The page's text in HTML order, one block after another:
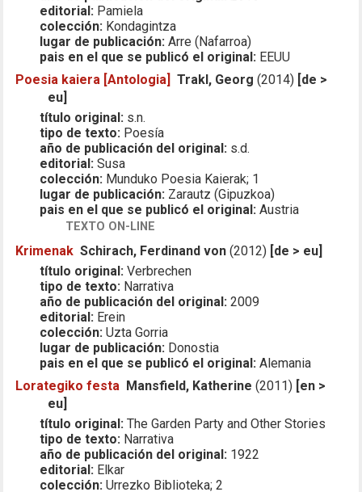
editorial: Pamiela
colección: Kondagintza
lugar de publicación: Arre (Nafarroa)
pais en el que se publicó el original: EEUU
Poesia kaiera [Antologia] Trakl, Georg (2014) [de >
eu]
título original: s.n.
tipo de texto: Poesía
año de publicación del original: s.d.
editorial: Susa
colección: Munduko Poesia Kaierak; 1
lugar de publicación: Zarautz (Gipuzkoa)
pais en el que se publicó el original: Austria
TEXTO ON-LINE
Krimenak Schirach, Ferdinand von (2012) [de > eu]
título original: Verbrechen
tipo de texto: Narrativa
año de publicación del original: 2009
editorial: Erein
colección: Uzta Gorria
lugar de publicación: Donostia
pais en el que se publicó el original: Alemania
Lorategiko festa Mansfield, Katherine (2011) [en >
eu]
título original: The Garden Party and Other Stories
tipo de texto: Narrativa
año de publicación del original: 1922
editorial: Elkar
colección: Urrezko Biblioteka; 2